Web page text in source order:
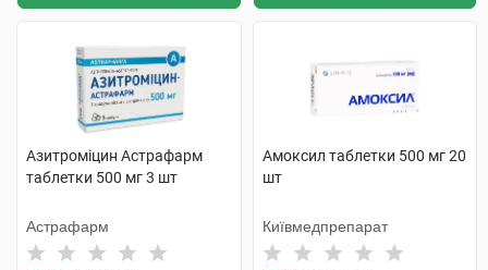
Азитроміцин Астрафарм
таблетки 500 мг 3 шт
Астрафарм
Амоксил таблетки 500 мг 20
шт
Київмедпрепарат